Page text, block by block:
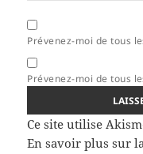
Prévenez-moi de tous
Prévenez-moi de tous
Ce site utilise
En savoir plus sur